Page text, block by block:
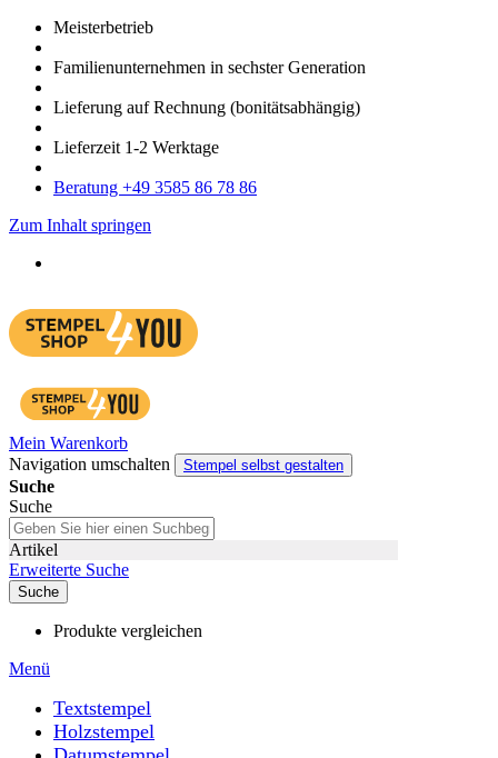
Meister­betrieb
Familien­unter­nehmen in sechster Gene­ration
Lieferung auf Rech­nung (bonitätsabhängig)
Liefer­zeit 1-2 Werk­tage
Bera­tung +49 3585 86 78 86
Zum Inhalt springen
Mein Warenkorb
Navigation umschalten
Stempel selbst gestalten
Suche
Suche
Artikel
Erweiterte Suche
Suche
Produkte vergleichen
Menü
Textstempel
Holzstempel